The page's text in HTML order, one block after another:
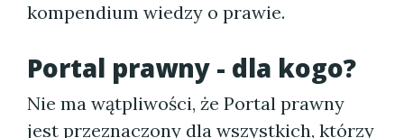
kompendium wiedzy o prawie.
Portal prawny - dla kogo?
Nie ma wątpliwości, że Portal prawny
jest przeznaczony dla wszystkich, którzy